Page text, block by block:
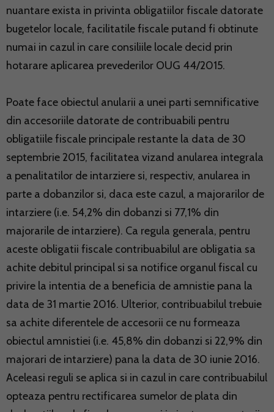
nuantare exista in privinta obligatiilor fiscale datorate
bugetelor locale, facilitatile fiscale putand fi obtinute
numai in cazul in care consiliile locale decid prin
hotarare aplicarea prevederilor OUG 44/2015.
Poate face obiectul anularii a unei parti semnificative
din accesoriile datorate de contribuabili pentru
obligatiile fiscale principale restante la data de 30
septembrie 2015, facilitatea vizand anularea integrala
a penalitatilor de intarziere si, respectiv, anularea in
parte a dobanzilor si, daca este cazul, a majorarilor de
intarziere (i.e. 54,2% din dobanzi si 77,1% din
majorarile de intarziere). Ca regula generala, pentru
aceste obligatii fiscale contribuabilul are obligatia sa
achite debitul principal si sa notifice organul fiscal cu
privire la intentia de a beneficia de amnistie pana la
data de 31 martie 2016. Ulterior, contribuabilul trebuie
sa achite diferentele de accesorii ce nu formeaza
obiectul amnistiei (i.e. 45,8% din dobanzi si 22,9% din
majorari de intarziere) pana la data de 30 iunie 2016.
Aceleasi reguli se aplica si in cazul in care contribuabilul
opteaza pentru rectificarea sumelor de plata din